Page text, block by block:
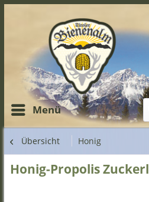
Menü
Übersicht Honig
Honig-Propolis Zuckerl